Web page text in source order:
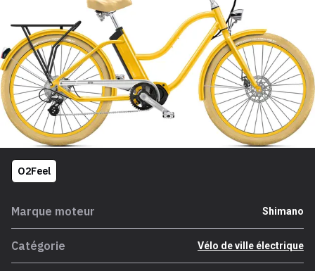
O2Feel
Marque moteur Shimano
Catégorie Vélo de ville électrique